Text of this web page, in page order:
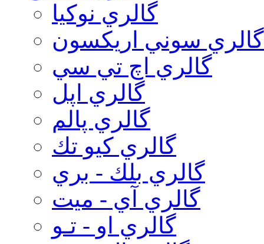
گالري نوكيا
گالري سوني اريكسون
گالري اچ تي سي
گالري اپل
گالري پالم
گالري كيو تك
گالري بلك - بري
گالري آي - ميت
گالري او - تـو